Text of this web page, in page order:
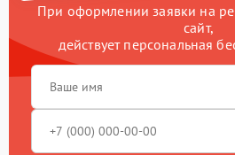
При оформлении заявки на
сайт,
действует персональная